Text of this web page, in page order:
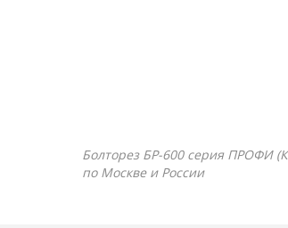
Болторез БР-600 серия ПРОФИ
по Москве и России